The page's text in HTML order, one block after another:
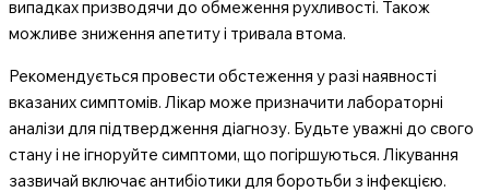
випадках призводячи до обмеження рухливості. Також
можливе зниження апетиту і тривала втома.
Рекомендується провести обстеження у разі наявності
вказаних симптомів. Лікар може призначити лабораторні
аналізи для підтвердження діагнозу. Будьте уважні до свого
стану і не ігноруйте симптоми, що погіршуються. Лікування
зазвичай включає антибіотики для боротьби з інфекцією.